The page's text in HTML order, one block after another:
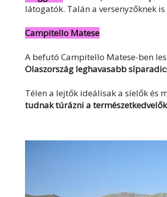
látogatók. Talán a versenyzőknek
Campitello Matese
A befutó Campitello Matese-ben
Olaszország leghavasabb
Télen a lejtők ideálisak a síelők és
tudnak túrázni a természetkedvelők